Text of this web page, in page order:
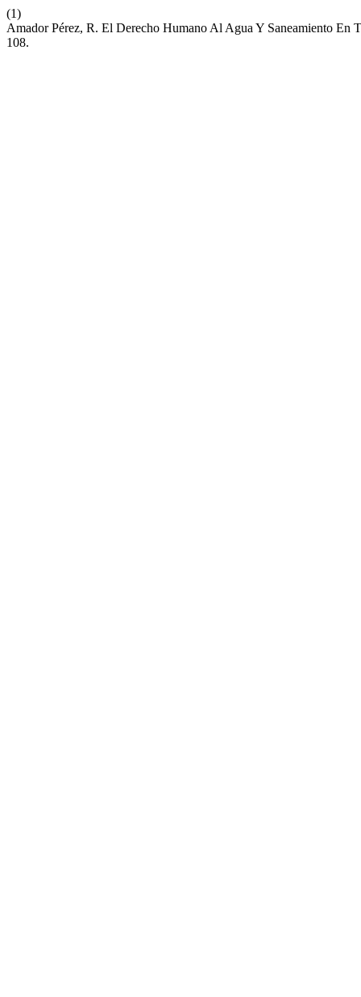
(1)
Amador Pérez, R. El Derecho Humano Al Agua Y Saneamiento En
108.